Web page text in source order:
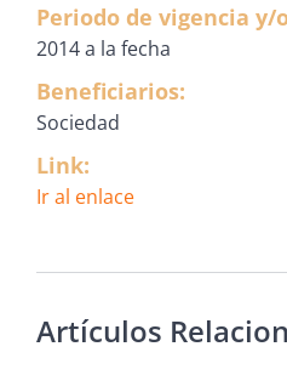
Periodo de vigencia y/
2014 a la fecha
Beneficiarios:
Sociedad
Link:
Ir al enlace
Artículos